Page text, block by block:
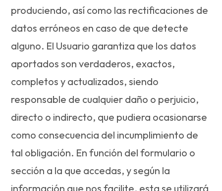
produciendo, así como las rectificaciones de
datos erróneos en caso de que detecte
alguno. El Usuario garantiza que los datos
aportados son verdaderos, exactos,
completos y actualizados, siendo
responsable de cualquier daño o perjuicio,
directo o indirecto, que pudiera ocasionarse
como consecuencia del incumplimiento de
tal obligación. En función del formulario o
sección a la que accedas, y según la
información que nos facilite, esta se utilizará